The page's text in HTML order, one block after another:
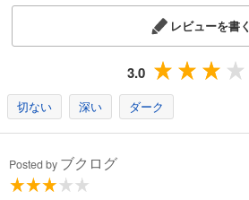
レビューを書く
3.0
切ない 深い ダーク
Posted by ブクログ